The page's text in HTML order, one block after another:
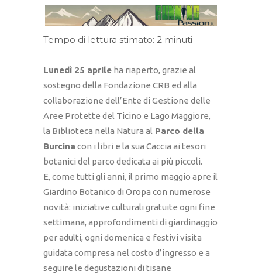
Tempo di lettura stimato: 2 minuti
Lunedì 25 aprile ha riaperto, grazie al
sostegno della Fondazione CRB ed alla
collaborazione dell’Ente di Gestione delle
Aree Protette del Ticino e Lago Maggiore,
la Biblioteca nella Natura al Parco della
Burcina con i libri e la sua Caccia ai tesori
botanici del parco dedicata ai più piccoli.
E, come tutti gli anni, il primo maggio apre il
Giardino Botanico di Oropa con numerose
novità: iniziative culturali gratuite ogni fine
settimana, approfondimenti di giardinaggio
per adulti, ogni domenica e festivi visita
guidata compresa nel costo d’ingresso e a
seguire le degustazioni di tisane